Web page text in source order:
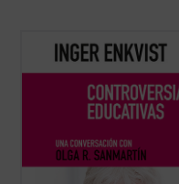
La experta educativa sueca Inger Enkvist y
la periodista Olga R. Sanmartín abordan en
terreno de la educación: la tensión entre el
modelo inclusivo y el diferenciado, ... (ver